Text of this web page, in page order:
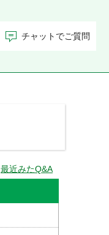
チャットでご質問
最近みたQ&A